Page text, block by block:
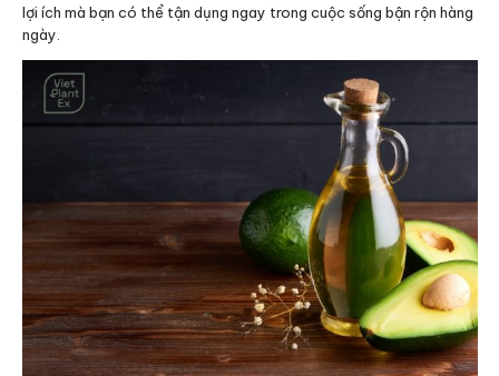
lợi ích mà bạn có thể tận dụng ngay trong cuộc sống bận rộn hàng
ngày.